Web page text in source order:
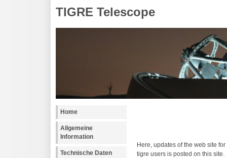
TIGRE Telescope
Home
Allgemeine
Information
Technische Daten
Here, updates of the web site
tigre users is posted on this site.